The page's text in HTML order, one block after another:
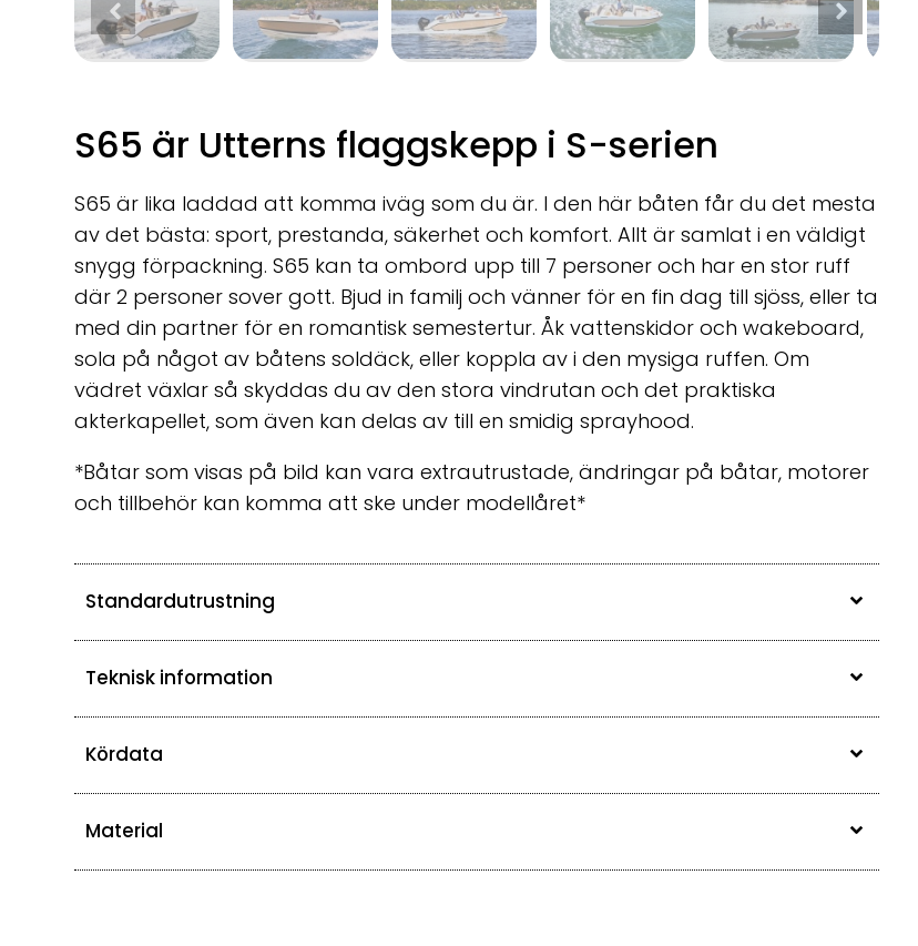
S65 är Utterns flaggskepp i S-serien
S65 är lika laddad att komma iväg som du är. I den här båten får du det mesta
av det bästa: sport, prestanda, säkerhet och komfort. Allt är samlat i en väldigt
snygg förpackning. S65 kan ta ombord upp till 7 personer och har en stor ruff
där 2 personer sover gott. Bjud in familj och vänner för en fin dag till sjöss, eller ta
med din partner för en romantisk semestertur. Åk vattenskidor och wakeboard,
sola på något av båtens soldäck, eller koppla av i den mysiga ruffen. Om
vädret växlar så skyddas du av den stora vindrutan och det praktiska
akterkapellet, som även kan delas av till en smidig sprayhood.
*Båtar som visas på bild kan vara extrautrustade, ändringar på båtar, motorer
och tillbehör kan komma att ske under modellåret*
Standardutrustning
Teknisk information
Kördata
Material